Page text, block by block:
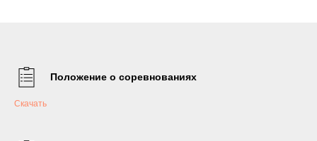
Положение о соревнованиях
Скачать